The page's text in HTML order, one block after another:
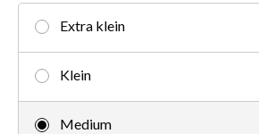
Extra klein
Klein
Medium